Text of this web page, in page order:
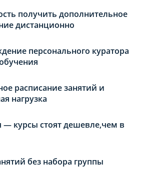
получить дополнительное
дистанционно
персонального куратора
расписание занятий и
нагрузка
курсы стоят дешевле,чем в
без набора группы